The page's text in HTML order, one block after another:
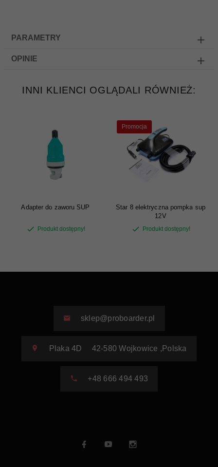
PARAMETRY
OPINIE
INNI KLIENCI OGLĄDALI RÓWNIEŻ:
Adapter do zaworu SUP
Produkt dostępny!
Promocja
Star 8 elektryczna pompka sup
12V
Produkt dostępny!
sklep@proboarder.pl
Plaka 4D 42-580 Wojkowice , Polska
+48 666 494 493